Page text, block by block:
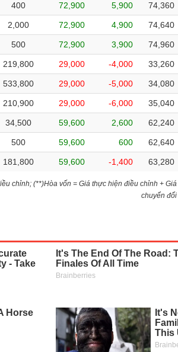
400 72,900 5,900 74,360
2,000 72,900 4,900 74,640
500 72,900 3,900 74,960
219,800 29,000 -4,000 33,260
533,800 29,000 -5,000 34,080
210,900 29,000 -6,000 35,040
34,500 59,600 2,600 62,240
500 59,600 600 62,640
181,800 59,600 -1,400 63,280
chỉnh; (**)Hòa vốn = Giá thực hiện điều chỉnh + Giá
chuyển